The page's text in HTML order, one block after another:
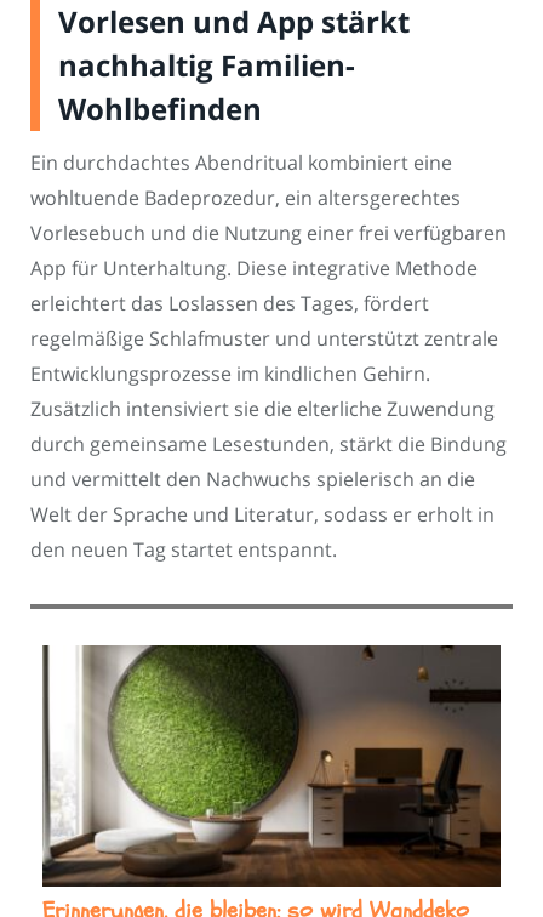
Vorlesen und App stärkt
nachhaltig Familien-
Wohlbefinden
Ein durchdachtes Abendritual kombiniert eine
wohltuende Badeprozedur, ein altersgerechtes
Vorlesebuch und die Nutzung einer frei verfügbaren
App für Unterhaltung. Diese integrative Methode
erleichtert das Loslassen des Tages, fördert
regelmäßige Schlafmuster und unterstützt zentrale
Entwicklungsprozesse im kindlichen Gehirn.
Zusätzlich intensiviert sie die elterliche Zuwendung
durch gemeinsame Lesestunden, stärkt die Bindung
und vermittelt den Nachwuchs spielerisch an die
Welt der Sprache und Literatur, sodass er erholt in
den neuen Tag startet entspannt.